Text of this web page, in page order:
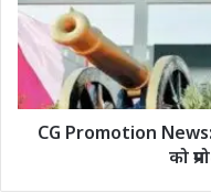
फैसला;
अन्य
फैसले
सेवा
में
16
अधिकारियों
को
प्रमोशन,
CG Promotion
को